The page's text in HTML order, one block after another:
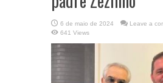
6 de maio de 2024
Leave a
641 Views